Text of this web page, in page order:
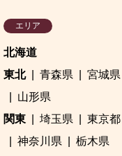
エリア
北海道
東北
青森県 宮城県
山形県
関東
埼玉県 東京都
神奈川県
栃木県